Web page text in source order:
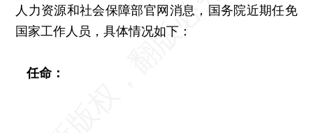
人力资源和社会保障部官网消息，国务院近期任免
国家工作人员，具体情况如下：
任命：